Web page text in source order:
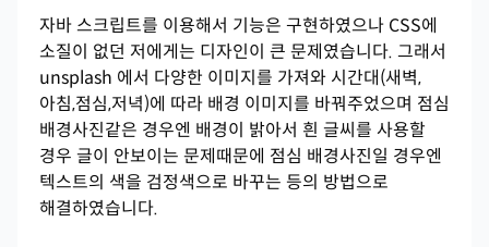
자바 스크립트를 이용해서 기능은 구현하였으나 CSS에
소질이 없던 저에게는 디자인이 큰 문제였습니다. 그래서
unsplash 에서 다양한 이미지를 가져와 시간대(새벽,
아침,점심,저녁)에 따라 배경 이미지를 바꿔주었으며 점심
배경사진같은 경우엔 배경이 밝아서 흰 글씨를 사용할
경우 글이 안보이는 문제때문에 점심 배경사진일 경우엔
텍스트의 색을 검정색으로 바꾸는 등의 방법으로
해결하였습니다.